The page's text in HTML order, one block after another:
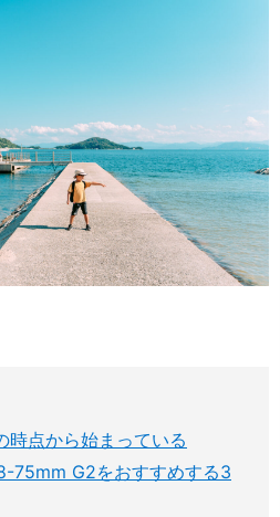
時点から始まっている
75mm G2をおすすめする3